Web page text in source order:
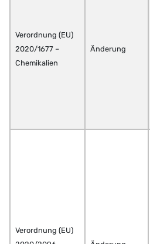
Verordnung (EU)
2020/1677 –
Chemikalien
Änderung
Verordnung (EU)